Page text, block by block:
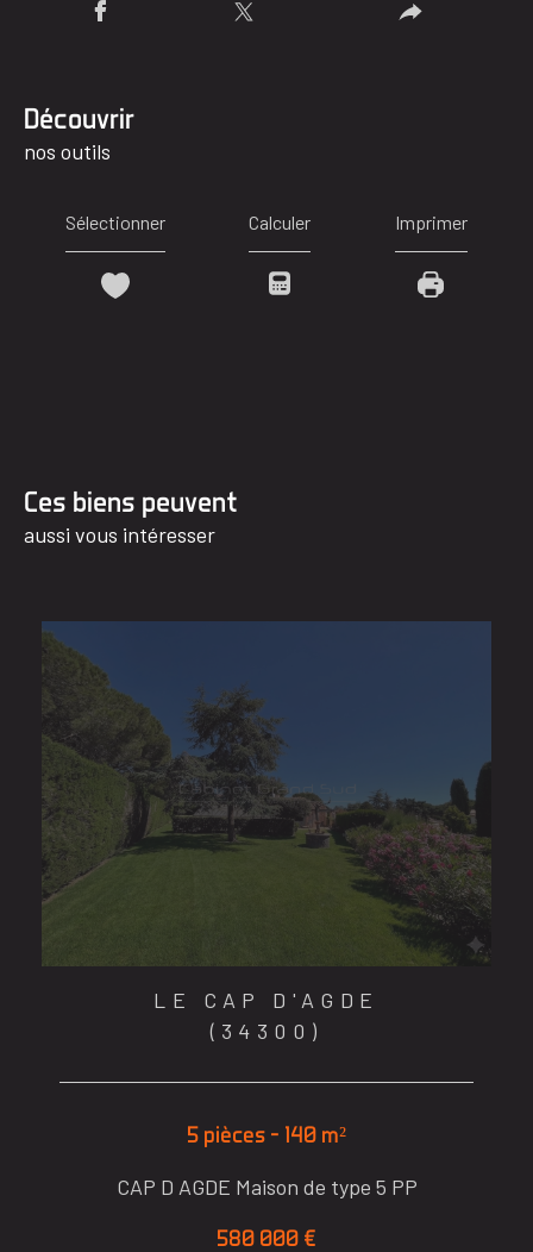
découvrir
nos outils
Sélectionner Calculer Imprimer
Ces biens peuvent
aussi vous intéresser
LE CAP D'AGDE
(34300)
5 pièces - 140 m²
CAP D AGDE Maison de type 5 PP
580 000 €